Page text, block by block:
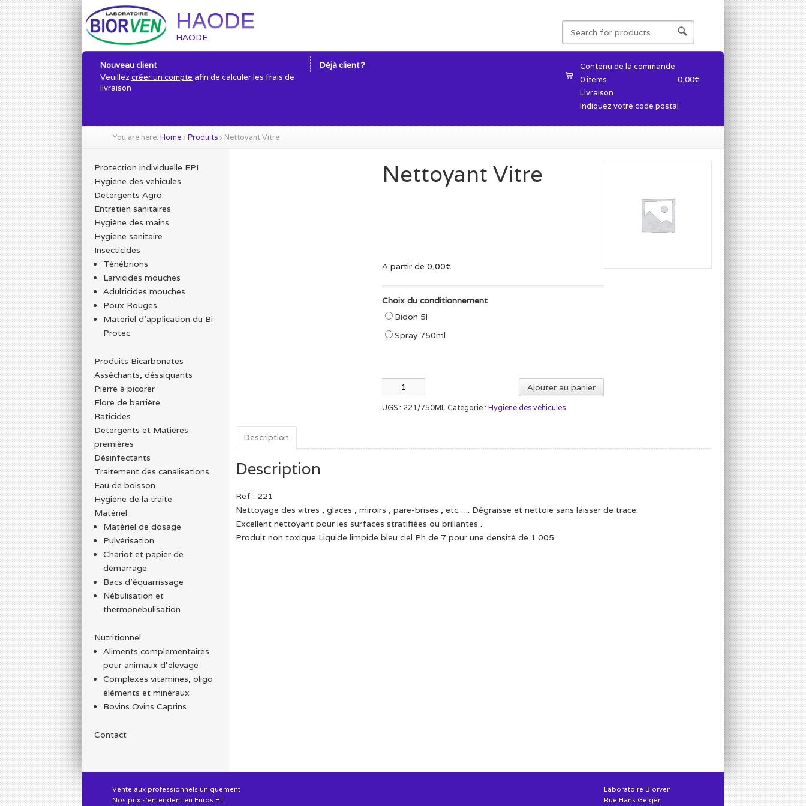
HAODE
HAODE
Déjà client ?
Nouveau client
Veuillez créer un compte afin de calculer les frais de
livraison
Contenu de la commande
0 items
0,00€
Livraison
Indiquez votre code postal
You are here: Home › Produits › Nettoyant Vitre
Nettoyant Vitre
A partir de 0,00€
Choix du conditionnement
Bidon 5l
Spray 750ml
quantité
de
Nettoyant
Ajouter au panier
UGS : 221/750ML Catégorie : Hygiène des véhicules
Description
Description
Ref : 221
Nettoyage des vitres , glaces , miroirs , pare-brises , etc….. Dégraisse et nettoie sans laisser de trace.
Excellent nettoyant pour les surfaces stratifiées ou brillantes .
Produit non toxique Liquide limpide bleu ciel Ph de 7 pour une densité de 1.005
Protection individuelle EPI
Hygiène des véhicules
Détergents Agro
Entretien sanitaires
Hygiène des mains
Hygiène sanitaire
Insecticides
Ténébrions
Larvicides mouches
Adulticides mouches
Poux Rouges
Matériel d’application du Bi
Protec
Produits Bicarbonates
Asséchants, déssiquants
Pierre à picorer
Flore de barrière
Raticides
Détergents et Matières
premières
Désinfectants
Traitement des canalisations
Eau de boisson
Hygiène de la traite
Matériel
Matériel de dosage
Pulvérisation
Chariot et papier de
démarrage
Bacs d'équarrissage
Nébulisation et
thermonébulisation
Nutritionnel
Aliments complémentaires
pour animaux d'élevage
Complexes vitamines, oligo
éléments et minéraux
Bovins Ovins Caprins
Contact
Vente aux professionnels uniquement
Nos prix s'entendent en Euros HT
Laboratoire Biorven
Rue Hans Geiger